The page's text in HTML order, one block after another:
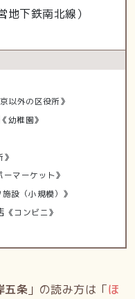
地下鉄南北線）
以外の区役所》
《幼稚園》
ーマーケット》
施設（小規模）》
《コンビニ》
五条 」の読み方は「ほ